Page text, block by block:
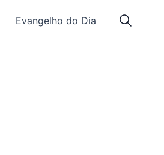
Evangelho do Dia